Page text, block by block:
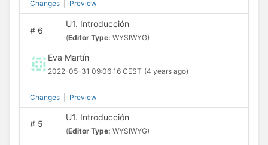
Changes Preview
#6
U1. Introducción
(Editor Type: WYSIWYG)
Eva Martín
2022-05-31 09:06:16 CEST (4 years ago)
Changes Preview
#5
U1. Introducción
(Editor Type: WYSIWYG)